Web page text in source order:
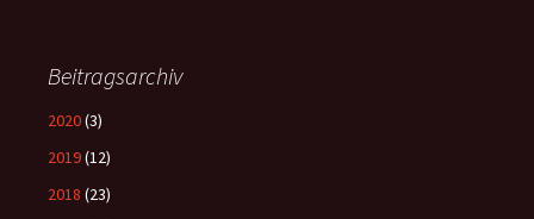
Beitragsarchiv
2020(3)
2019(12)
2018 (23)